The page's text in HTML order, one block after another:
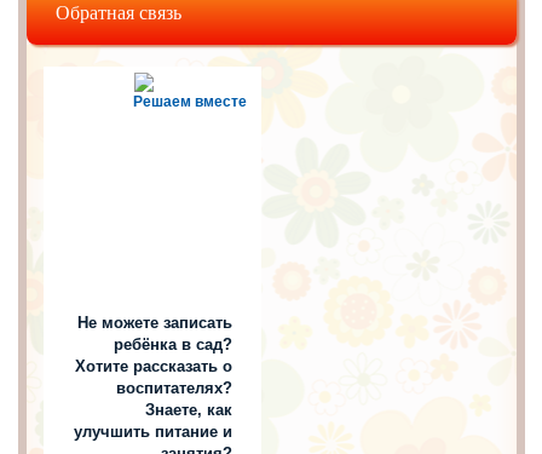
Обратная связь
Решаем вместе
Не можете записать
ребёнка в сад?
Хотите рассказать о
воспитателях?
Знаете, как
улучшить питание и